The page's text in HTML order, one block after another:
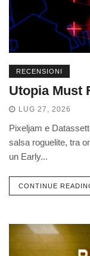
RECENSIONI
Utopia Must
LUG 27, 2026
Pixeljam e
salsa roguelite, tra
un Early...
CONTINUE